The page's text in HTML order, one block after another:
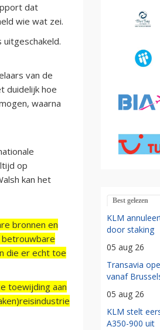
dat
wie wat zei.
van de
duidelijk hoe
waarna
op
kan het
bronnen en
betrouwbare
die er echt toe
toewijding aan
Best gelezen
KLM
door staking
05 aug 26
Transavia
vanaf
05 aug 26
KLM stelt
A350-900 uit